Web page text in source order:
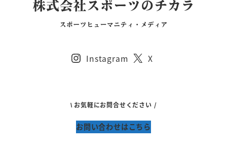
Instagram X
\ お気軽にお問合せください /
お問い合わせはこちら